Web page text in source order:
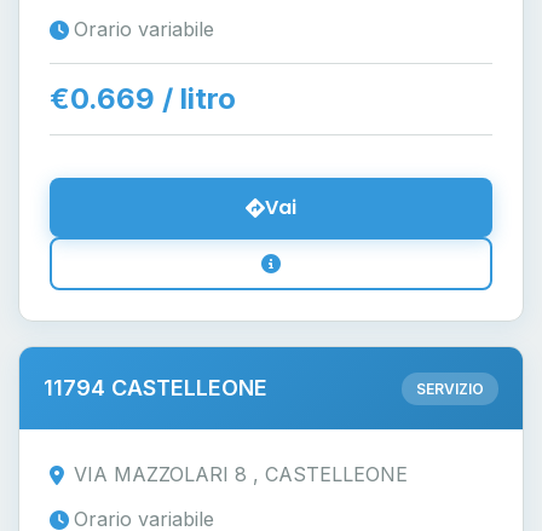
Orario variabile
€0.669 / litro
Vai
11794 CASTELLEONE SERVIZIO
VIA MAZZOLARI 8 , CASTELLEONE
Orario variabile